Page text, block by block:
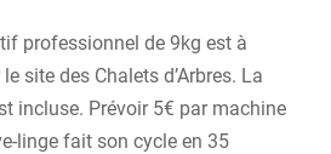
professionnel de 9kg est à
site des Chalets d’Arbres. La
incluse. Prévoir 5€ par machine
linge fait son cycle en 35